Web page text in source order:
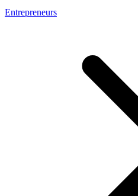
Entrepreneurs